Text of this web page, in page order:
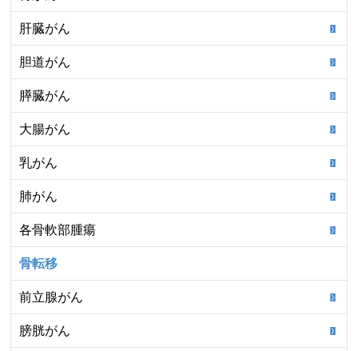
肝臓がん
胆道がん
膵臓がん
大腸がん
乳がん
肺がん
各骨軟部腫瘍
骨転移
前立腺がん
膀胱がん